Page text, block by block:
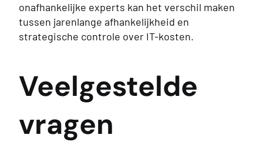
onafhankelijke experts kan het verschil maken
tussen jarenlange afhankelijkheid en
strategische controle over IT-kosten.
Veelgestelde
vragen